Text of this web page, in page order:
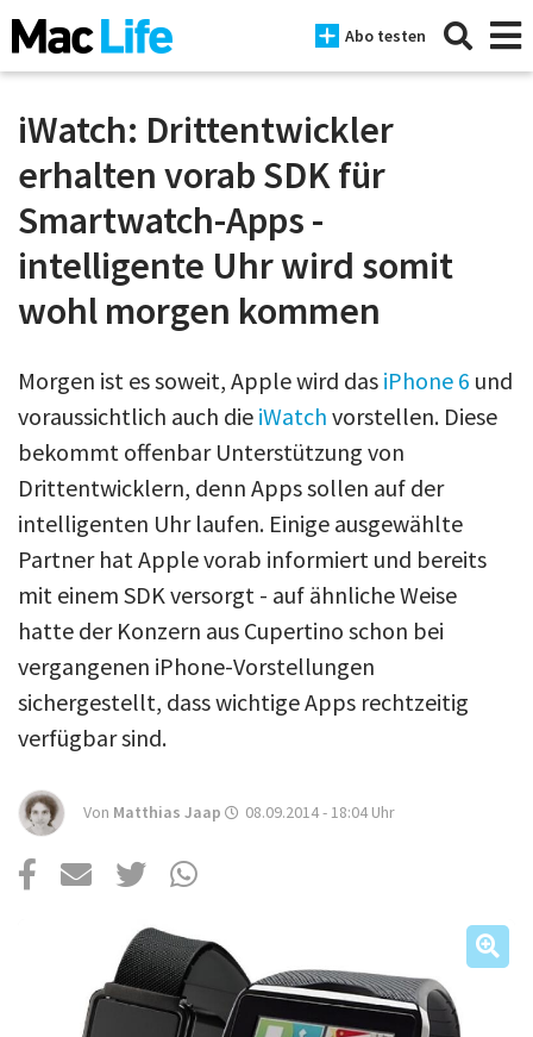
Abo testen
News
iPhone
Tests
Tipps
Magazine
Über uns
Podcast
Mac Life+
iWatch: Drittentwickler
erhalten vorab SDK für
Smartwatch-Apps -
intelligente Uhr wird somit
wohl morgen kommen
Morgen ist es soweit, Apple wird das iPhone 6 und
voraussichtlich auch die iWatch vorstellen. Diese
bekommt offenbar Unterstützung von
Drittentwicklern, denn Apps sollen auf der
intelligenten Uhr laufen. Einige ausgewählte
Partner hat Apple vorab informiert und bereits
mit einem SDK versorgt - auf ähnliche Weise
hatte der Konzern aus Cupertino schon bei
vergangenen iPhone-Vorstellungen
sichergestellt, dass wichtige Apps rechtzeitig
verfügbar sind.
Von Matthias Jaap 08.09.2014 - 18:04 Uhr